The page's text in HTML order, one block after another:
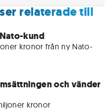
relaterade till
kund
kronor från ny Nato-
och vänder
kronor